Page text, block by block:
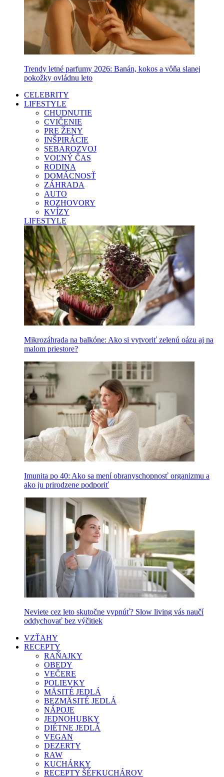
Trendy letné parfumy 2026: Banán, kokos a vôňa slanej
pokožky ovládnu leto
CELEBRITY
LIFESTYLE
CHUDNUTIE
CVIČENIE
PRE ŽENY
INŠPIRÁCIE
SEBAROZVOJ
VOĽNÝ ČAS
RODINA
DOMÁCNOSŤ
ZÁHRADA
AUTO
ROZHOVORY
KVÍZY
LIFESTYLE
Mikrozáhrada na balkóne: Ako si vytvoriť zelenú oázu aj na
malom priestore?
Imunita po 40: Ako sa mení obranyschopnosť organizmu a
ako ju prirodzene podporiť
Neviete cez leto skutočne vypnúť? Slow living vás naučí
oddychovať bez výčitiek
VZŤAHY
RECEPTY
RAŇAJKY
OBEDY
VEČERE
POLIEVKY
MÄSITÉ JEDLÁ
BEZMÄSITÉ JEDLÁ
NÁPOJE
JEDNOHUBKY
DIÉTNE JEDLÁ
VEGAN
DEZERTY
RAW
KUCHÁRKY
RECEPTY ŠÉFKUCHÁROV